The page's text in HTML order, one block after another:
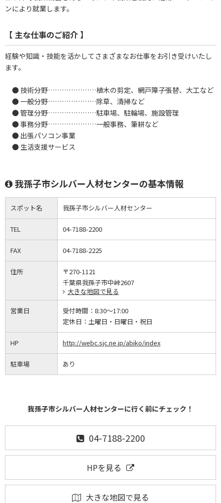
ンにより就業します。
【 主な仕事のご紹介 】
経験や知識・技能を活かしてさまざまなお仕事をお引き受けいたし
ます。
● 技術分野…………………植木の剪定、網戸障子張替、大工など
● 一般分野…………………除草、清掃など
● 管理分野…………………駐車場、駐輪場、施設管理
● 事務分野…………………一般事務、筆耕など
● 出張パソコン事業
● 生活支援サービス
我孫子市シルバー人材センターの基本情報
スポット名 我孫子市シルバー人材センター
TEL 04-7188-2200
FAX 04-7188-2225
住所
〒270-1121
千葉県我孫子市中峠2607
大きな地図で見る
営業日 受付時間： 8:30～17:00
定休日： 土曜日・日曜日・祝日
HP http://webc.sjc.ne.jp/abiko/index
駐車場 あり
我孫子市シルバー人材センターに行く前にチェック！
04-7188-2200
HPを見る
大きな地図で見る